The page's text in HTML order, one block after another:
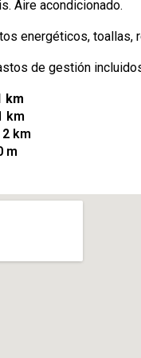
Aire acondicionado.
energéticos, toallas,
de gestión
km
km
km
m